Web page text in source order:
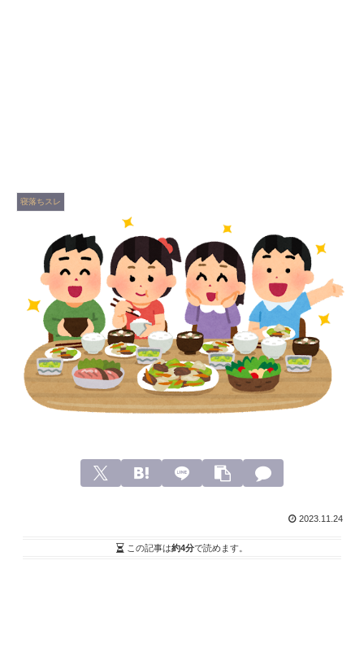
寝落ちスレ
2023.11.24
この記事は約4分で読めます。